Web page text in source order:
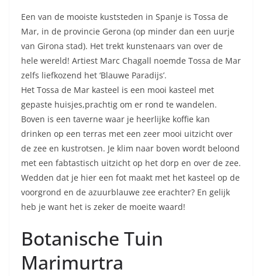
Een van de mooiste kuststeden in Spanje is Tossa de
Mar, in de provincie Gerona (op minder dan een uurje
van Girona stad). Het trekt kunstenaars van over de
hele wereld! Artiest Marc Chagall noemde Tossa de Mar
zelfs liefkozend het ‘Blauwe Paradijs’.
Het Tossa de Mar kasteel is een mooi kasteel met
gepaste huisjes,prachtig om er rond te wandelen.
Boven is een taverne waar je heerlijke koffie kan
drinken op een terras met een zeer mooi uitzicht over
de zee en kustrotsen. Je klim naar boven wordt beloond
met een fabtastisch uitzicht op het dorp en over de zee.
Wedden dat je hier een fot maakt met het kasteel op de
voorgrond en de azuurblauwe zee erachter? En gelijk
heb je want het is zeker de moeite waard!
Botanische Tuin
Marimurtra